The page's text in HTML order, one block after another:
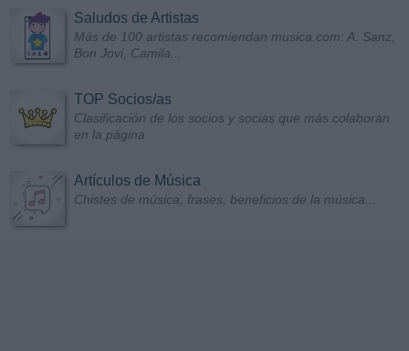
Saludos de Artistas
Más de 100 artistas recomiendan musica.com: A. Sanz,
Bon Jovi, Camila...
TOP Socios/as
Clasificación de los socios y socias que más colaboran
en la página
Artículos de Música
Chistes de música, frases, beneficios de la música...